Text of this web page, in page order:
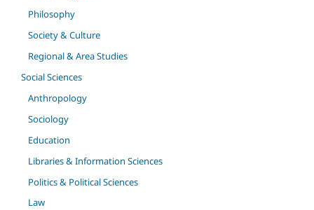
Philosophy
Society & Culture
Regional & Area Studies
Social Sciences
Anthropology
Sociology
Education
Libraries & Information Sciences
Politics & Political Sciences
Law